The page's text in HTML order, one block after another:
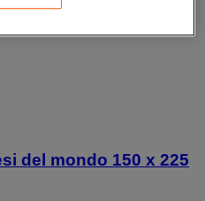
del mondo 150 x 225